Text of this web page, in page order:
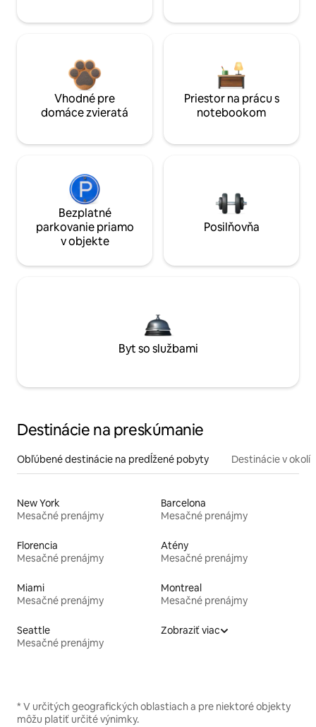
Vhodné pre
domáce zvieratá
Priestor na prácu s
notebookom
Bezplatné
parkovanie priamo
v objekte
Posilňovňa
Byt so službami
Destinácie na preskúmanie
Obľúbené destinácie na predĺžené pobyty Destinácie v okolí
New York
Mesačné prenájmy
Barcelona
Mesačné prenájmy
Florencia
Mesačné prenájmy
Atény
Mesačné prenájmy
Miami
Mesačné prenájmy
Montreal
Mesačné prenájmy
Seattle
Mesačné prenájmy
Zobraziť viac
* V určitých geografických oblastiach a pre niektoré objekty
môžu platiť určité výnimky.